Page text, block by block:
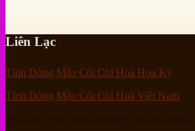
Liên Lạc
Tỉnh Dòng Mân Côi Chí Hoà Hoa Kỳ
Tỉnh Dòng Mân Côi Chí Hoà Việt Nam